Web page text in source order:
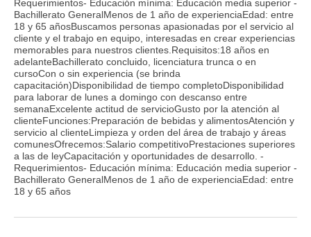
Requerimientos- Educación mínima: Educación media superior -
Bachillerato GeneralMenos de 1 año de experienciaEdad: entre
18 y 65 añosBuscamos personas apasionadas por el servicio al
cliente y el trabajo en equipo, interesadas en crear experiencias
memorables para nuestros clientes.Requisitos:18 años en
adelanteBachillerato concluido, licenciatura trunca o en
cursoCon o sin experiencia (se brinda
capacitación)Disponibilidad de tiempo completoDisponibilidad
para laborar de lunes a domingo con descanso entre
semanaExcelente actitud de servicioGusto por la atención al
clienteFunciones:Preparación de bebidas y alimentosAtención y
servicio al clienteLimpieza y orden del área de trabajo y áreas
comunesOfrecemos:Salario competitivoPrestaciones superiores
a las de leyCapacitación y oportunidades de desarrollo. -
Requerimientos- Educación mínima: Educación media superior -
Bachillerato GeneralMenos de 1 año de experienciaEdad: entre
18 y 65 años